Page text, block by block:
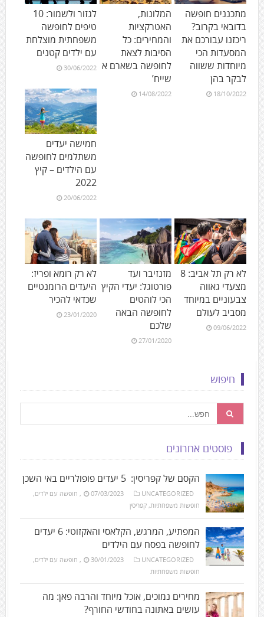
מתכננים חופשה
בדובאי בקרוב?
ריכזנו עבורכם את
המסעדות הכי
מיוחדות ששווה
לבקר בהן
18/10/2022
המלונות,
האטרקציות
והמחירים: כל
הסיבות לצאת
לחופשה בשארם א
שייח’
14/08/2022
לגזור ולשמור: 10
טיפים לחופשה
משפחתית מוצלחת
עם ילדים קטנים
30/06/2022
חמישה יעדים
משתלמים לחופשה
עם הילדים – קיץ
2022
20/06/2022
לא רק תל אביב: 8
מצעדי גאווה
צבעוניים במיוחד
מסביב לעולם
09/06/2022
מזנזיבר ועד
פורטוגל: יעדי הקיץ
הכי לוהטים
לחופשה הבאה
שלכם
27/01/2020
לא רק רומא ופריז:
היעדים הרומנטיים
שכדאי להכיר
23/01/2020
חיפוש
פוסטים אחרונים
הקסם של קפריסין: 5 יעדים פופולריים באי השכן
07/03/2023 UNCATEGORIZED
, חופשה עם ילדים,
חופשות משפחתיות, קפריסין
המפתיע, המרגש, הקלאסי והאקזוטי: 6 יעדים
לחופשה בפסח עם הילדים
30/01/2023 UNCATEGORIZED
, חופשה עם ילדים,
חופשות משפחתיות
מחירים נמוכים, אוכל מיוחד והרבה פאן: מה
עושים באתונה בחודשי החורף?